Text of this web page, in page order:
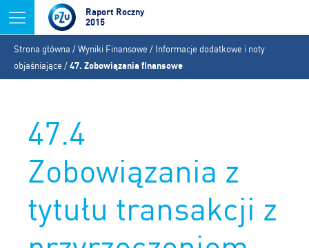
Jump to navigation
Raport Roczny
2015
Jesteś
tutaj
Strona główna /Wyniki Finansowe / Informacje dodatkowe i noty
objaśniające /47. Zobowiązania finansowe
47.4
Zobowiązania z
tytułu transakcji z